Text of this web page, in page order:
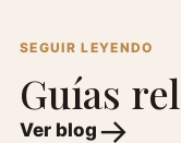
SEGUIR LEYENDO
Guías
Ver blog